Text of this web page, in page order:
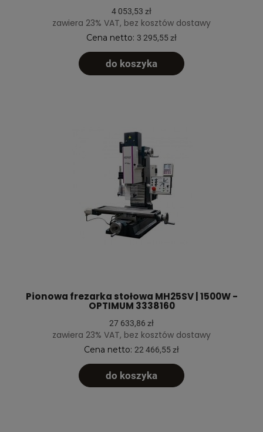
4 053,53 zł
zawiera 23% VAT, bez kosztów dostawy
Cena netto: 3 295,55 zł
do koszyka
Pionowa frezarka stołowa MH25SV | 1500W -
OPTIMUM 3338160
27 633,86 zł
zawiera 23% VAT, bez kosztów dostawy
Cena netto: 22 466,55 zł
do koszyka